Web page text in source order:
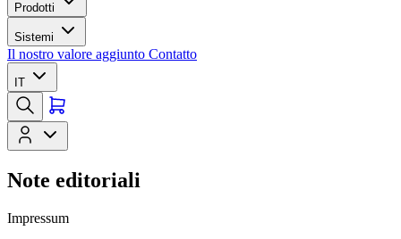
Prodotti
Sistemi
Il nostro valore aggiunto Contatto
IT
Note editoriali
Impressum